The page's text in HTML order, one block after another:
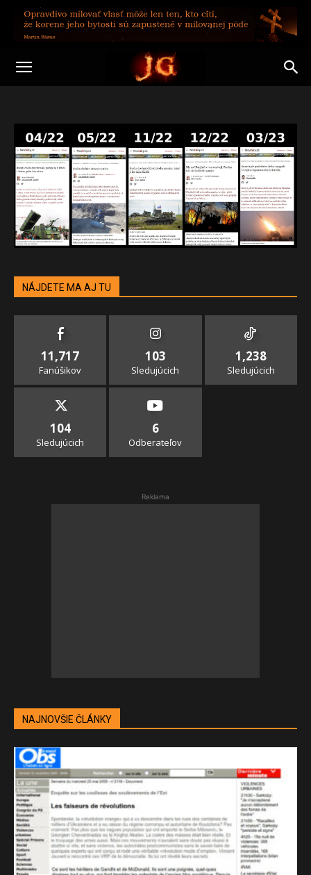
NÁJDETE MA AJ TU
11,717
Fanúšikov
103
Sledujúcich
1,238
Sledujúcich
104
Sledujúcich
6
Odberateľov
Reklama
NAJNOVŠIE ČLÁNKY